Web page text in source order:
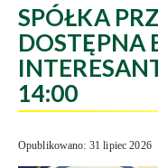
SPÓŁKA
DOSTĘPNA
14:00
Opublikowano: 31 lipiec 2026